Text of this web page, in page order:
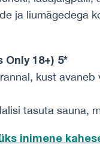
ja liumägedega
18+) 5*
kust
tasuta sauna,
inimene